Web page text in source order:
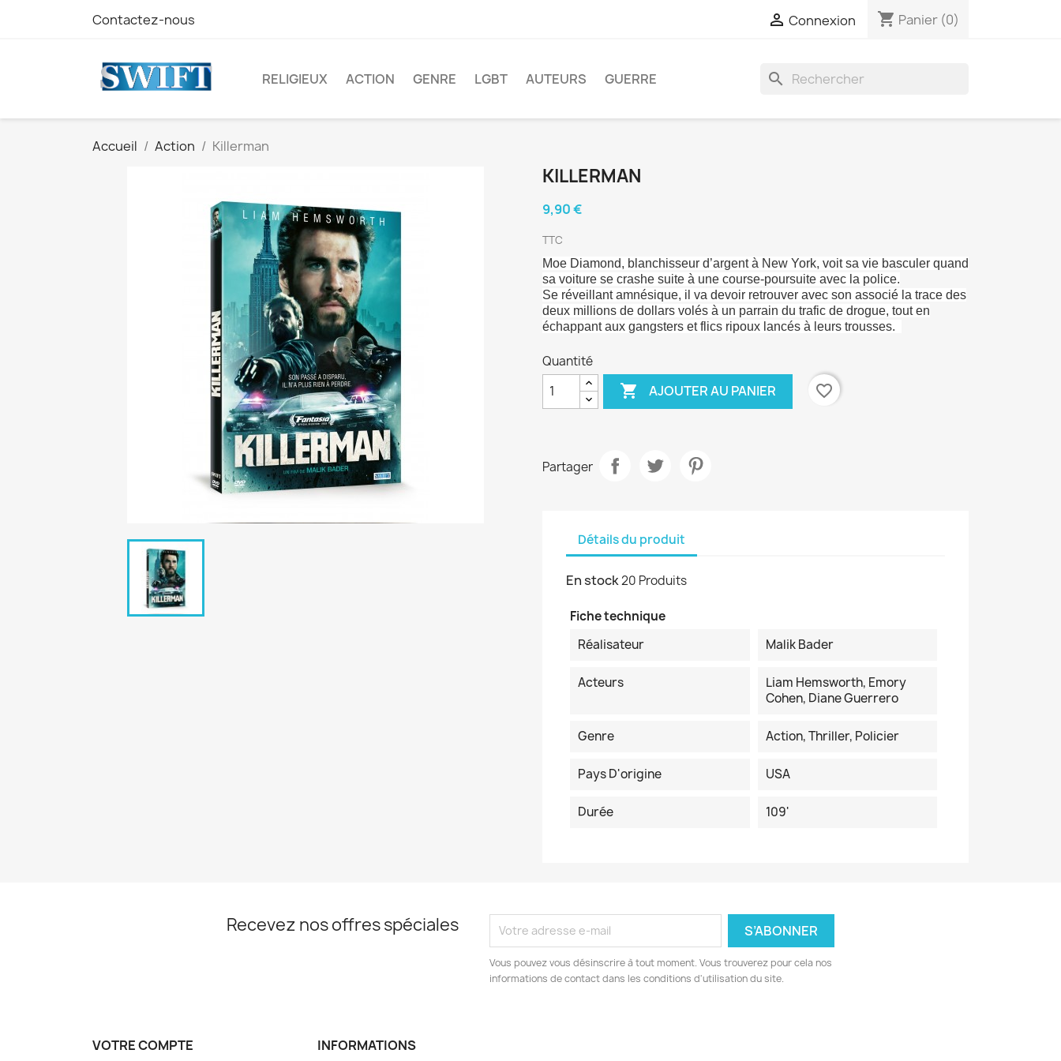
Contactez-nous  Connexion shopping_cart Panier (0)
RELIGIEUX ACTION GENRE LGBT AUTEURS GUERRE search
Accueil Action Killerman
KILLERMAN
9,90 €
TTC
Moe Diamond, blanchisseur d’argent à New York, voit sa vie basculer quand
sa voiture se crashe suite à une course-poursuite avec la police.
Se réveillant amnésique, il va devoir retrouver avec son associé la trace des
deux millions de dollars volés à un parrain du trafic de drogue, tout en
échappant aux gangsters et flics ripoux lancés à leurs trousses.
Quantité
 AJOUTER AU PANIER favorite_border
Partager
Détails du produit
En stock20 Produits
Fiche technique
Réalisateur
Malik Bader
Acteurs
Liam Hemsworth, Emory
Cohen, Diane Guerrero
Genre Action, Thriller, Policier
Pays D'origine USA
Durée 109'
Recevez nos offres spéciales
Vous pouvez vous désinscrire à tout moment. Vous trouverez pour cela nos
informations de contact dans les conditions d'utilisation du site.
VOTRE COMPTE INFORMATIONS